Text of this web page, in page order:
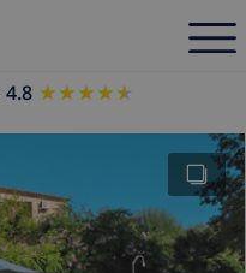
4.8 ★★★★★
★★★★★